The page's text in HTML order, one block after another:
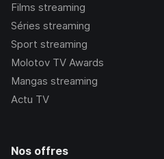
Films streaming
Séries streaming
Sport streaming
Molotov TV Awards
Mangas streaming
Actu TV
Nos offres